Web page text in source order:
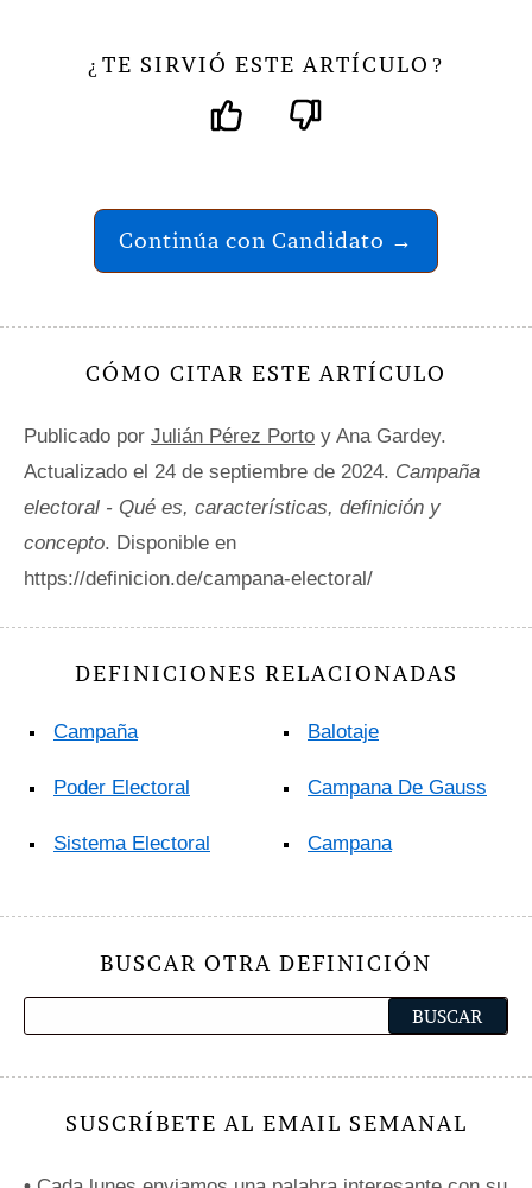
¿ TE SIRVIÓ ESTE ARTÍCULO ?
Continúa con Candidato →
CÓMO CITAR ESTE ARTÍCULO
Publicado por Julián Pérez Porto y Ana Gardey.
Actualizado el 24 de septiembre de 2024. Campaña
electoral - Qué es, características, definición y
concepto. Disponible en
https://definicion.de/campana-electoral/
DEFINICIONES RELACIONADAS
Campaña
Poder Electoral
Sistema Electoral
Balotaje
Campana De Gauss
Campana
BUSCAR OTRA DEFINICIÓN
SUSCRÍBETE AL EMAIL SEMANAL